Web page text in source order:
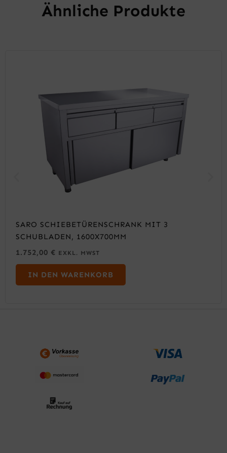
Ähnliche Produkte
SARO SCHIEBETÜRENSCHRANK MIT 3
SCHUBLADEN, 1600X700MM
1.752,00 € EXKL. MWST
IN DEN WARENKORB